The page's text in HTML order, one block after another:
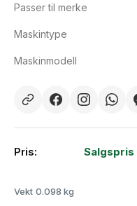
Passer til merke
Maskintype
Maskinmodell
Pris: Salgspris
Vekt 0.098 kg